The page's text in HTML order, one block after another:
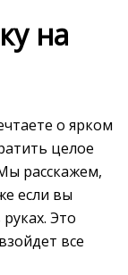
на
о ярком
целое
расскажем,
если вы
Это
все